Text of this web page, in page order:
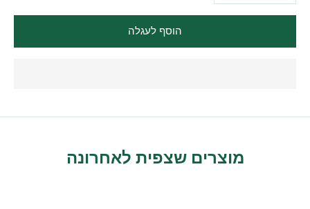
הוסף לעגלה
מוצרים שצפית לאחרונה